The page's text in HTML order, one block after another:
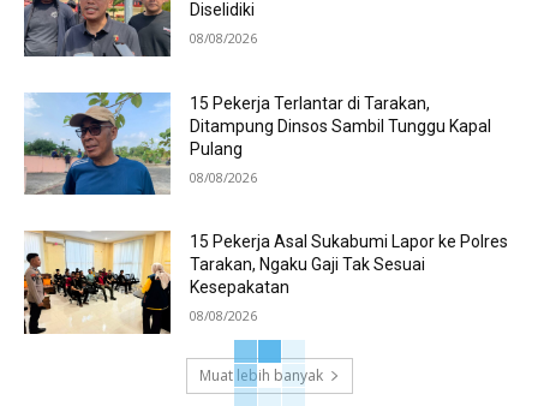
Diselidiki
08/08/2026
15 Pekerja Terlantar di Tarakan,
Ditampung Dinsos Sambil Tunggu Kapal
Pulang
08/08/2026
15 Pekerja Asal Sukabumi Lapor ke Polres
Tarakan, Ngaku Gaji Tak Sesuai
Kesepakatan
08/08/2026
Muat lebih banyak